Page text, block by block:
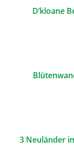
D’kloane
3 Neuländer